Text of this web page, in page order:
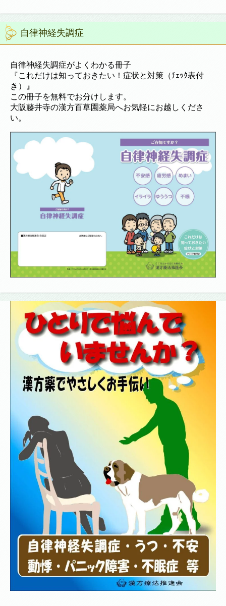
自律神経失調症
自律神経失調症がよくわかる冊子
『これだけは知っておきたい！症状と対策（ﾁｪｯｸ表付
き）』
この冊子を無料でお分けします。
大阪藤井寺の漢方百草園薬局へお気軽にお越しくださ
い。